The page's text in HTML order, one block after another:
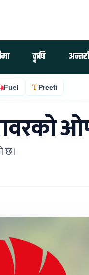
कृषि
Fuel Preeti
छ।